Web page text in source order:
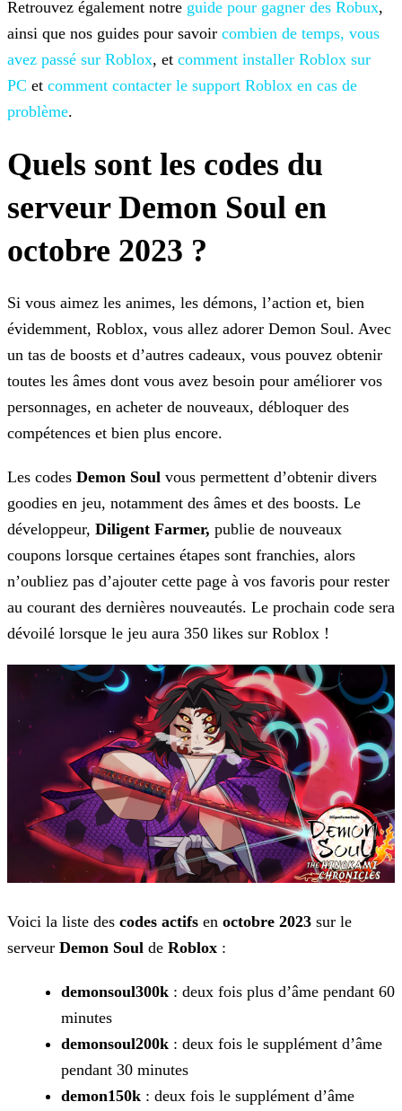
Retrouvez également notre guide pour gagner des Robux,
ainsi que nos guides pour savoir combien de temps, vous
avez passé sur Roblox, et comment installer Roblox sur
PC et comment contacter le support Roblox en cas de
problème.
Quels sont les codes du
serveur Demon Soul en
octobre 2023 ?
Si vous aimez les animes, les démons, l’action et, bien
évidemment, Roblox, vous allez adorer Demon Soul. Avec
un tas de boosts et d’autres cadeaux, vous pouvez obtenir
toutes les âmes dont vous avez besoin pour améliorer vos
personnages, en acheter de nouveaux, débloquer des
compétences et bien plus encore.
Les codes Demon Soul vous permettent d’obtenir divers
goodies en jeu, notamment des âmes et des boosts. Le
développeur, Diligent Farmer, publie de nouveaux
coupons lorsque certaines étapes sont franchies, alors
n’oubliez pas d’ajouter cette page à vos favoris pour rester
au courant des dernières nouveautés. Le prochain code sera
dévoilé lorsque le jeu aura 350 likes sur Roblox !
Voici la liste des codes actifs en octobre 2023 sur le
serveur Demon Soul de Roblox :
demonsoul300k : deux fois plus d’âme pendant 60
minutes
demonsoul200k : deux fois le supplément d’âme
pendant 30 minutes
demon150k : deux fois le supplément d’âme